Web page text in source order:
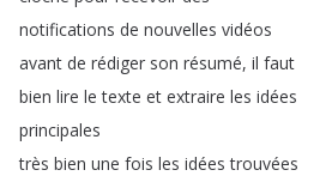
notifications de nouvelles vidéos
avant de rédiger son résumé, il faut
bien lire le texte et extraire les idées
principales
très bien une fois les idées trouvées